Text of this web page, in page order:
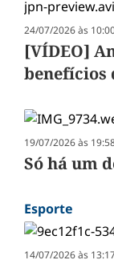
24/07/2026 às
[VÍDEO]
benefícios
19/07/2026 às
Só há um
Esporte
14/07/2026 às